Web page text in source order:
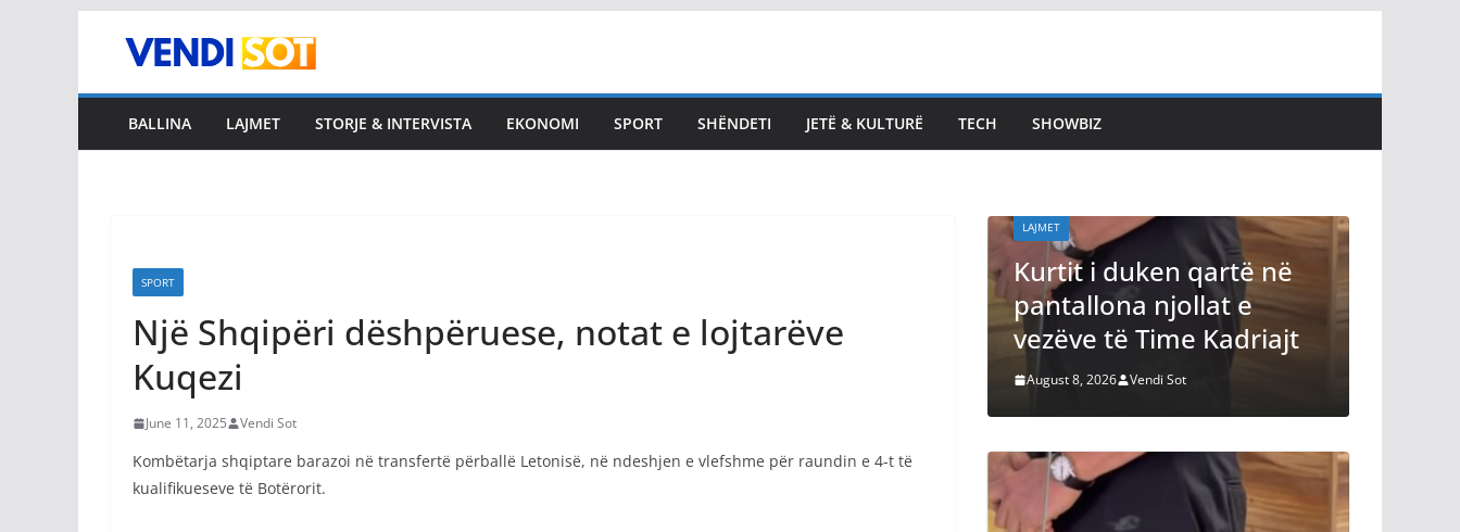
BALLINA LAJMET STORJE & INTERVISTA EKONOMI SPORT SHËNDETI JETË & KULTURË TECH SHOWBIZ
SPORT
Një Shqipëri dëshpëruese, notat e lojtarëve
Kuqezi
June 11, 2025 Vendi Sot
Kombëtarja shqiptare barazoi në transfertë përballë Letonisë, në ndeshjen e vlefshme për raundin e 4-t të
kualifikueseve të Botërorit.
qëllimi – zgjedhjet e reja
LAJMET
Kurtit i duken qartë në
pantallona njollat e
vezëve të Time Kadriajt
August 8, 2026 Vendi Sot